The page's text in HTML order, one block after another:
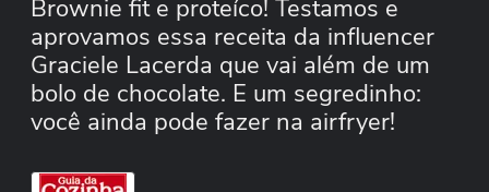
Brownie fit e proteíco! Testamos e
aprovamos essa receita da influencer
Graciele Lacerda que vai além de um
bolo de chocolate. E um segredinho:
você ainda pode fazer na airfryer!